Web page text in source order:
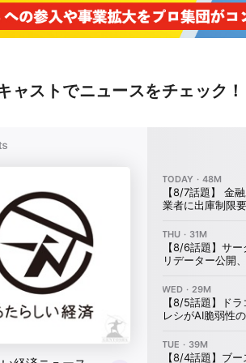
ャストでニュースをチェック！